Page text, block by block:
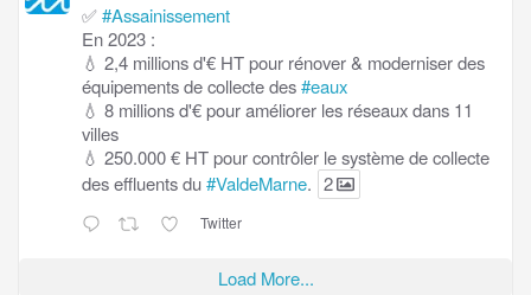
✅#Assainissement
En 2023 :
💧 2,4 millions d'€ HT pour rénover & moderniser des
équipements de collecte des#eaux
💧 8 millions d'€ pour améliorer les réseaux dans 11
villes
💧 250.000 € HT pour contrôler le système de collecte
des effluents du#ValdeMarne. 2
Twitter
Load More...